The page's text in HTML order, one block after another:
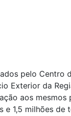
pelo Centro
Exterior da
aos
e 1,5 milhões de